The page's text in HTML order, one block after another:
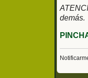
demás.